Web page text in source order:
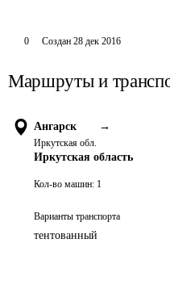
0 Создан 28 дек 2016
Маршруты и
Ангарск →
Иркутская обл.
Иркутская область
Кол-во машин: 1
Варианты транспорта
тентованный